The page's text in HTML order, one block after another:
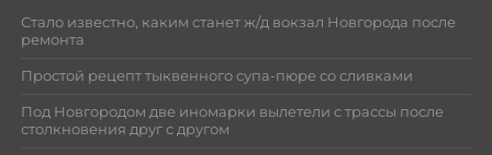
Стало известно, каким станет ж/д вокзал Новгорода после
ремонта
Простой рецепт тыквенного супа-пюре со сливками
Под Новгородом две иномарки вылетели с трассы после
столкновения друг с другом